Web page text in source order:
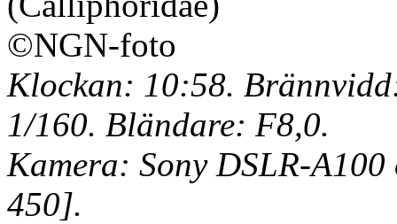
Klockan: 10:58.
1/160. Bländare: F8,0.
Kamera: Sony DSLR-
450].